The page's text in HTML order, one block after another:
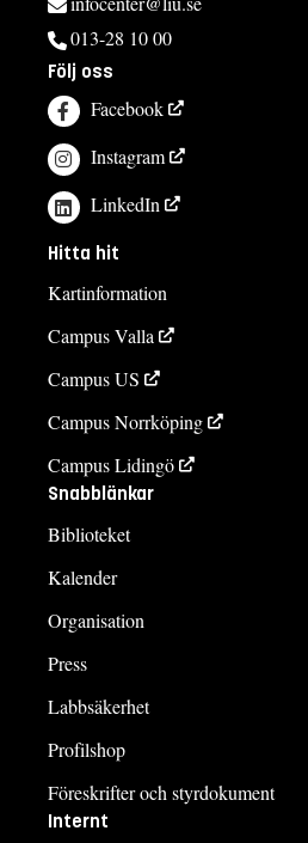
013-28 10 00
Följ oss
Facebook
Instagram
LinkedIn
Hitta hit
Kartinformation
Campus Valla
Campus US
Campus Norrköping
Campus Lidingö
Snabblänkar
Biblioteket
Kalender
Organisation
Press
Labbsäkerhet
Profilshop
Föreskrifter och styrdokument
Internt